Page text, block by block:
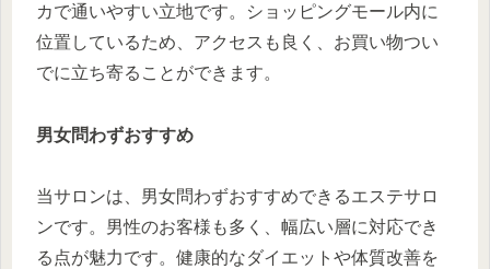
カで通いやすい立地です。ショッピングモール内に
位置しているため、アクセスも良く、お買い物つい
でに立ち寄ることができます。
男女問わずおすすめ
当サロンは、男女問わずおすすめできるエステサロ
ンです。男性のお客様も多く、幅広い層に対応でき
る点が魅力です。健康的なダイエットや体質改善を